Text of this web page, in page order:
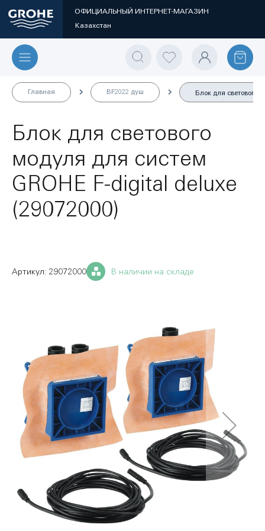
ОФИЦИАЛЬНЫЙ ИНТЕРНЕТ-МАГАЗИН
Казахстан
Главная BF2022 душ Блок для светового
Блок для светового
модуля для систем
GROHE F-digital deluxe
(29072000)
В наличии на складе
29072000
галереям
изображений